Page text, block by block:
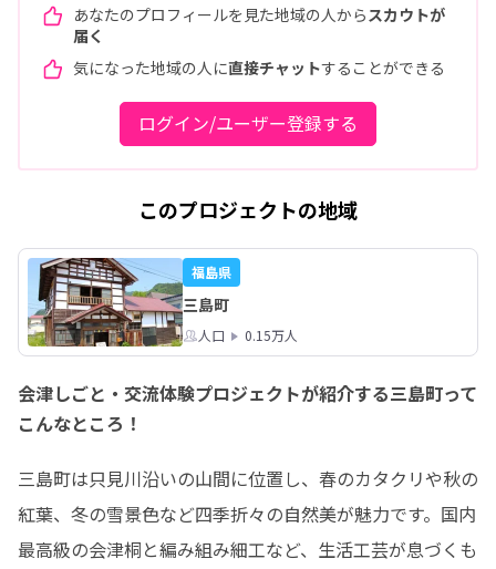
あなたのプロフィールを見た地域の人から スカウトが
届く
気になった地域の人に直接チャットすることができる
ログイン/ユーザー登録する
このプロジェクトの地域
福島県
三島町
人口 0.15万人
会津しごと・交流体験プロジェクトが紹介する三島町って
こんなところ！
三島町は只見川沿いの山間に位置し、春のカタクリや秋の
紅葉、冬の雪景色など四季折々の自然美が魅力です。国内
最高級の会津桐と編み組み細工など、生活工芸が息づくも